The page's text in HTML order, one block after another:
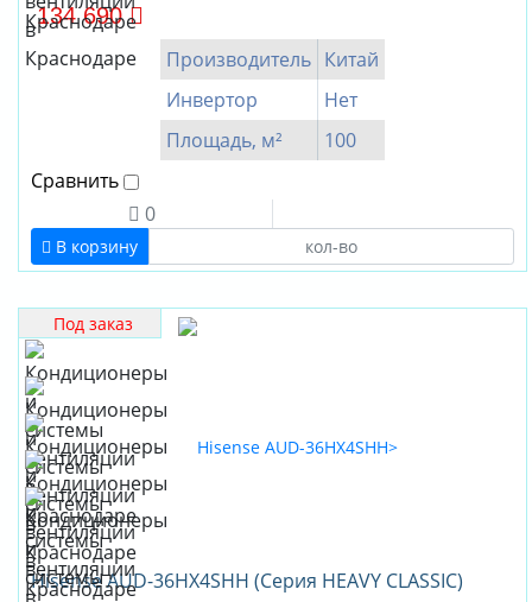
134 690
Производитель Китай
Инвертор
Нет
Площадь, м²
100
Сравнить
0
В корзину
Под заказ
Hisense AUD-36HX4SHH (Серия HEAVY CLASSIC)